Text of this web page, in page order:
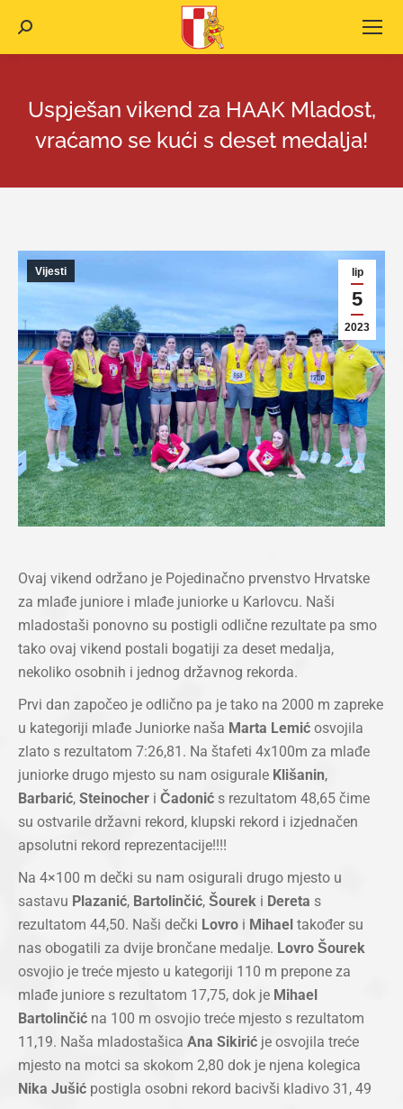
Search:
Uspješan vikend za HAAK Mladost,
vraćamo se kući s deset medalja!
lip
5
2023
Vijesti
Ovaj vikend održano je Pojedinačno prvenstvo Hrvatske
za mlađe juniore i mlađe juniorke u Karlovcu. Naši
mladostaši ponovno su postigli odlične rezultate pa smo
tako ovaj vikend postali bogatiji za deset medalja,
nekoliko osobnih i jednog državnog rekorda.
Prvi dan započeo je odlično pa je tako na 2000 m zapreke
u kategoriji mlađe Juniorke naša Marta Lemić osvojila
zlato s rezultatom 7:26,81. Na štafeti 4x100m za mlađe
juniorke drugo mjesto su nam osigurale Klišanin,
Barbarić, Steinocher i Čadonić s rezultatom 48,65 čime
su ostvarile državni rekord, klupski rekord i izjednačen
apsolutni rekord reprezentacije!!!!
Na 4×100 m dečki su nam osigurali drugo mjesto u
sastavu Plazanić, Bartolinčić, Šourek i Dereta s
rezultatom 44,50. Naši dečki Lovro i Mihael također su
nas obogatili za dvije brončane medalje. Lovro Šourek
osvojio je treće mjesto u kategoriji 110 m prepone za
mlađe juniore s rezultatom 17,75, dok je Mihael
Bartolinčić na 100 m osvojio treće mjesto s rezultatom
11,19. Naša mladostašica Ana Sikirić je osvojila treće
mjesto na motci sa skokom 2,80 dok je njena kolegica
Nika Jušić postigla osobni rekord bacivši kladivo 31, 49